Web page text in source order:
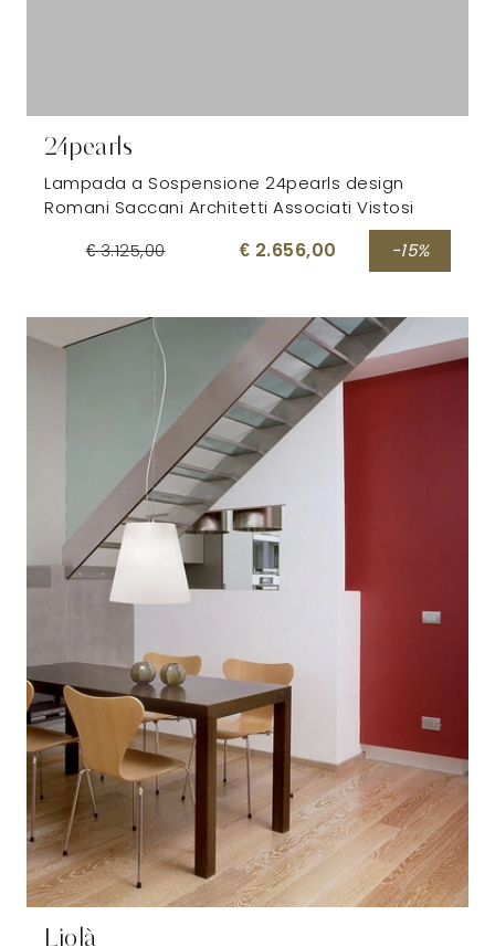
24pearls
Lampada a Sospensione 24pearls design
Romani Saccani Architetti Associati Vistosi
€ 3.125,00
€ 2.656,00 -15%
Liolà